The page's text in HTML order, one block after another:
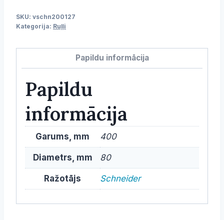
40/64
d-
daudzums
SKU: vschn200127
Kategorija: Ruļļi
Papildu informācija
Papildu
informācija
Garums, mm 400
Diametrs, mm 80
Ražotājs Schneider